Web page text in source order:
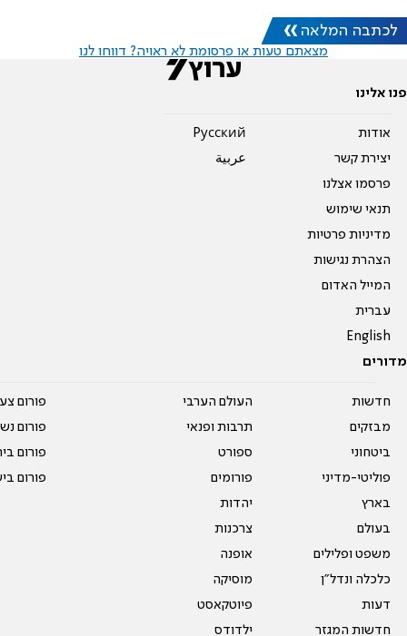
לכתבה המלאה
מצאתם טעות או פרסומת לא ראויה? דווחו לנו
פנו אלינו
אודות
יצירת קשר
פרסמו אצלנו
תנאי שימוש
מדיניות פרטיות
הצהרת נגישות
המייל האדום
עברית
English
Pусский
عربية
מדורים
חדשות
מבזקים
ביטחוני
פוליטי-מדיני
בארץ
בעולם
משפט ופלילים
כלכלה ונדל"ן
דעות
חדשות המגזר
העולם הערבי
תרבות ופנאי
ספורט
פורומים
יהדות
צרכנות
אופנה
מוסיקה
פיוטקאסט
ילדודס
פורום
פורום
פורום
פורום